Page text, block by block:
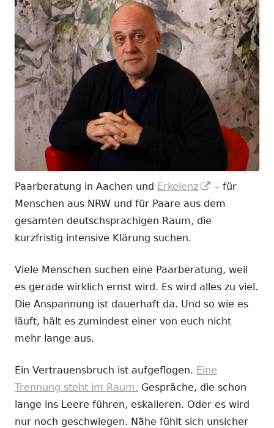
Paarberatung in Aachen und Erkelenz
In
neuem
– für
Menschen aus NRW und für Paare aus dem
gesamten deutschsprachigen Raum, die
kurzfristig intensive Klärung suchen.
Viele Menschen suchen eine Paarberatung, weil
es gerade wirklich ernst wird. Es wird alles zu viel.
Die Anspannung ist dauerhaft da. Und so wie es
läuft, hält es zumindest einer von euch nicht
mehr lange aus.
Ein Vertrauensbruch ist aufgeflogen. Eine
Trennung steht im Raum. Gespräche, die schon
lange ins Leere führen, eskalieren. Oder es wird
nur noch geschwiegen. Nähe fühlt sich unsicher